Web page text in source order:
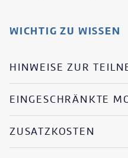
WICHTIG ZU WISSEN
HINWEISE ZUR
EINGESCHRÄNKTE
ZUSATZKOSTEN